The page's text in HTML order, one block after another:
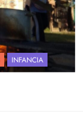
INFANCIA